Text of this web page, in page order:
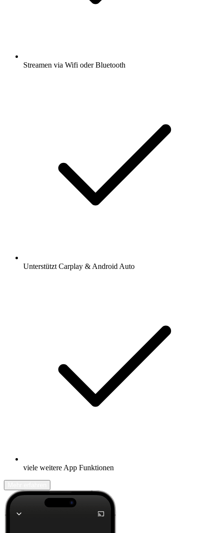
Streamen via Wifi oder Bluetooth
Unterstützt Carplay & Android Auto
viele weitere App Funktionen